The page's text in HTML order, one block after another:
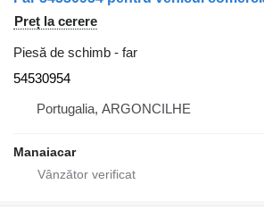
Preț la cerere
Piesă de schimb - far
54530954
Portugalia, ARGONCILHE
Manaiacar